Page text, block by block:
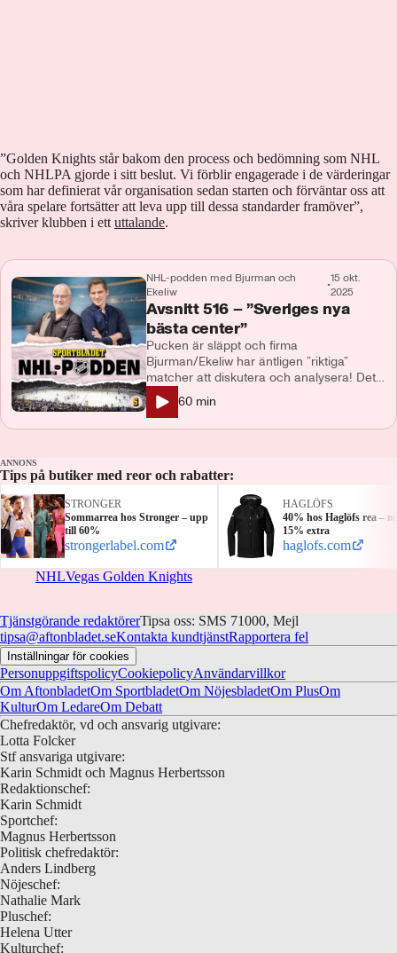
”Golden Knights står bakom den process och bedömning som NHL
och NHLPA gjorde i sitt beslut. Vi förblir engagerade i de värderingar
som har definierat vår organisation sedan starten och förväntar oss att
våra spelare fortsätter att leva upp till dessa standarder framöver”,
skriver klubben i ett uttalande.
NHL-podden med Bjurman och
Ekeliw
•
15 okt.
2025
Avsnitt 516 – ”Sveriges nya
bästa center”
Pucken är släppt och firma
Bjurman/Ekeliw har äntligen ”riktiga”
matcher att diskutera och analysera! Det
blir fokus på allt möjligt, bland annat:
Matthew Schaefers rookiesuccé, Leo
Carlsson och hans Anaheim Ducks
och New York Rangers rekordsvit på
60 min
ANNONS
Tips på butiker med reor och rabatter:
STRONGER
Sommarrea hos Stronger – upp
till 60%
strongerlabel.com
HAGLÖFS
40% hos Haglöfs rea –
15% extra
haglofs.com
NHLVegas Golden Knights
Tjänstgörande redaktörerTipsa oss: SMS 71000, Mejl
tipsa@aftonbladet.seKontakta kundtjänstRapportera fel
Inställningar för cookies
PersonuppgiftspolicyCookiepolicyAnvändarvillkor
Om AftonbladetOm SportbladetOm NöjesbladetOm PlusOm
KulturOm LedareOm Debatt
Chefredaktör, vd och ansvarig utgivare:
Lotta Folcker
Stf ansvariga utgivare:
Karin Schmidt och Magnus Herbertsson
Redaktionschef:
Karin Schmidt
Sportchef:
Magnus Herbertsson
Politisk chefredaktör:
Anders Lindberg
Nöjeschef:
Nathalie Mark
Pluschef:
Helena Utter
Kulturchef: